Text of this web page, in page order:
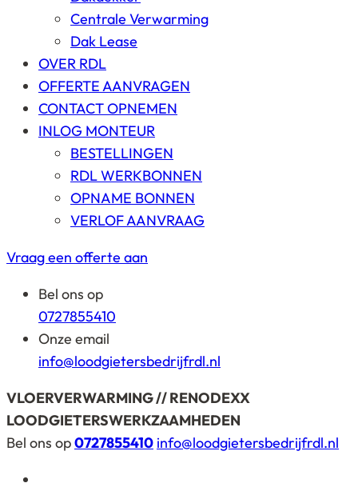
Centrale Verwarming
Dak Lease
OVER RDL
OFFERTE AANVRAGEN
CONTACT OPNEMEN
INLOG MONTEUR
BESTELLINGEN
RDL WERKBONNEN
OPNAME BONNEN
VERLOF AANVRAAG
Vraag een offerte aan
Bel ons op
0727855410
Onze email
info@loodgietersbedrijfrdl.nl
VLOERVERWARMING // RENODEXX
LOODGIETERSWERKZAAMHEDEN
Bel ons op0727855410 info@loodgietersbedrijfrdl.nl